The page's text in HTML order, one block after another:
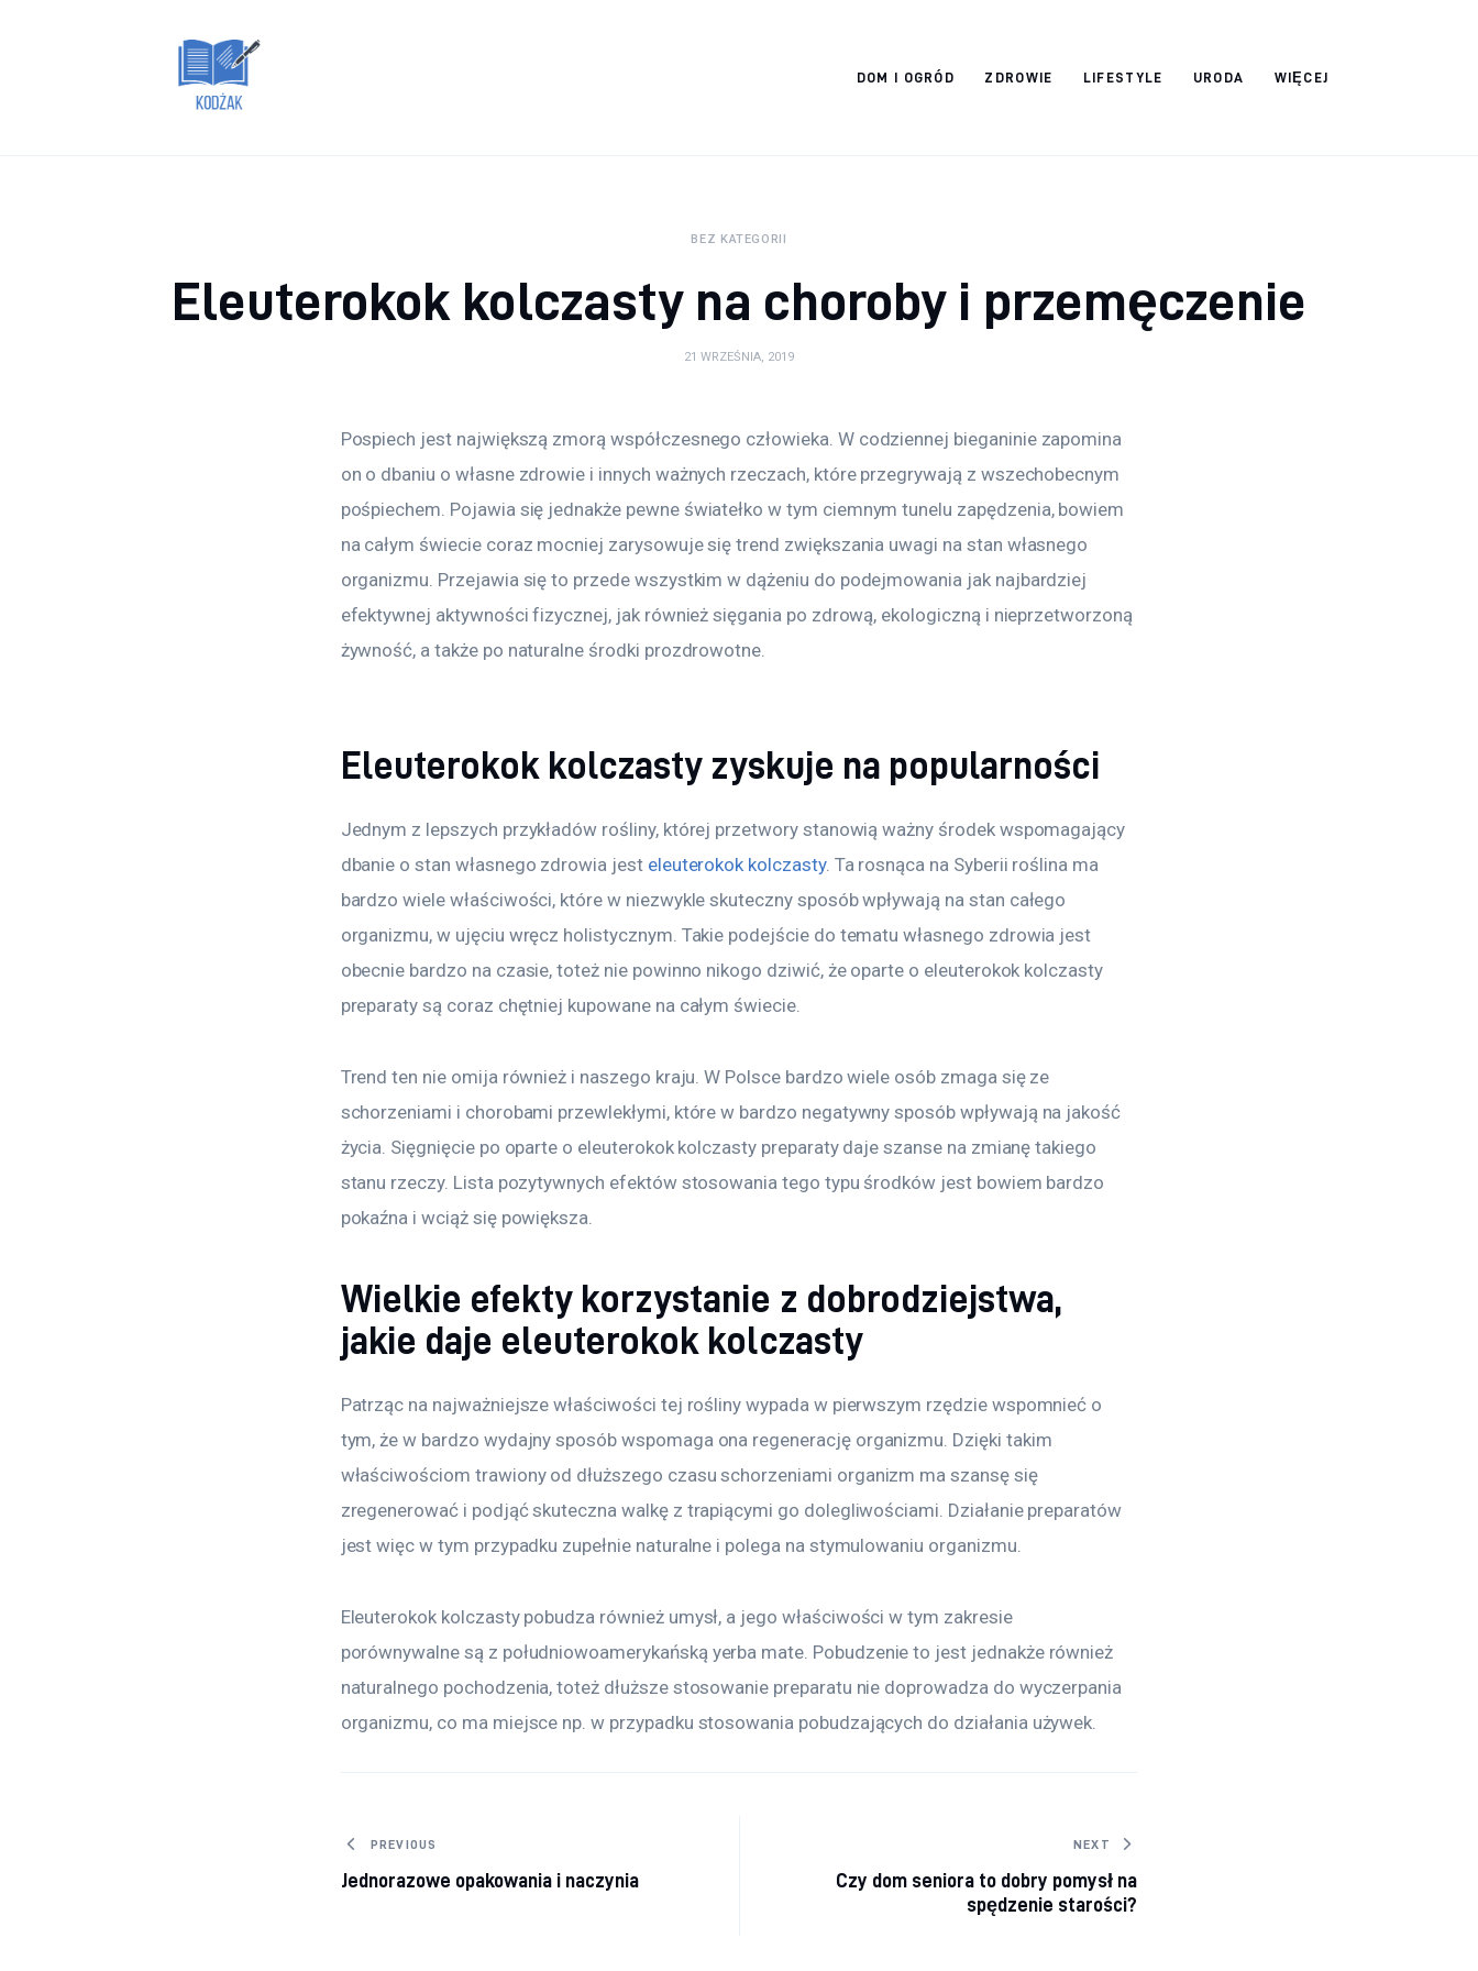
DOM I OGRÓD ZDROWIE LIFESTYLE URODA WIĘCEJ
BEZ KATEGORII
Eleuterokok kolczasty na choroby i przemęczenie
21 WRZEŚNIA, 2019
Pospiech jest największą zmorą współczesnego człowieka. W codziennej bieganinie zapomina
on o dbaniu o własne zdrowie i innych ważnych rzeczach, które przegrywają z wszechobecnym
pośpiechem. Pojawia się jednakże pewne światełko w tym ciemnym tunelu zapędzenia, bowiem
na całym świecie coraz mocniej zarysowuje się trend zwiększania uwagi na stan własnego
organizmu. Przejawia się to przede wszystkim w dążeniu do podejmowania jak najbardziej
efektywnej aktywności fizycznej, jak również sięgania po zdrową, ekologiczną i nieprzetworzoną
żywność, a także po naturalne środki prozdrowotne.
Eleuterokok kolczasty zyskuje na popularności
Jednym z lepszych przykładów rośliny, której przetwory stanowią ważny środek wspomagający
dbanie o stan własnego zdrowia jest eleuterokok kolczasty. Ta rosnąca na Syberii roślina ma
bardzo wiele właściwości, które w niezwykle skuteczny sposób wpływają na stan całego
organizmu, w ujęciu wręcz holistycznym. Takie podejście do tematu własnego zdrowia jest
obecnie bardzo na czasie, toteż nie powinno nikogo dziwić, że oparte o eleuterokok kolczasty
preparaty są coraz chętniej kupowane na całym świecie.
Trend ten nie omija również i naszego kraju. W Polsce bardzo wiele osób zmaga się ze
schorzeniami i chorobami przewlekłymi, które w bardzo negatywny sposób wpływają na jakość
życia. Sięgnięcie po oparte o eleuterokok kolczasty preparaty daje szanse na zmianę takiego
stanu rzeczy. Lista pozytywnych efektów stosowania tego typu środków jest bowiem bardzo
pokaźna i wciąż się powiększa.
Wielkie efekty korzystanie z dobrodziejstwa,
jakie daje eleuterokok kolczasty
Patrząc na najważniejsze właściwości tej rośliny wypada w pierwszym rzędzie wspomnieć o
tym, że w bardzo wydajny sposób wspomaga ona regenerację organizmu. Dzięki takim
właściwościom trawiony od dłuższego czasu schorzeniami organizm ma szansę się
zregenerować i podjąć skuteczna walkę z trapiącymi go dolegliwościami. Działanie preparatów
jest więc w tym przypadku zupełnie naturalne i polega na stymulowaniu organizmu.
Eleuterokok kolczasty pobudza również umysł, a jego właściwości w tym zakresie
porównywalne są z południowoamerykańską yerba mate. Pobudzenie to jest jednakże również
naturalnego pochodzenia, toteż dłuższe stosowanie preparatu nie doprowadza do wyczerpania
organizmu, co ma miejsce np. w przypadku stosowania pobudzających do działania używek.
Nawigacja wpisu
PREVIOUS
Jednorazowe opakowania i naczynia
NEXT
Czy dom seniora to dobry pomysł na
spędzenie starości?